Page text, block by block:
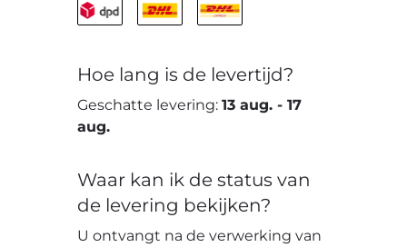
Hoe lang is de levertijd?
Geschatte levering:13 aug. -17
aug.
Waar kan ik de status van
de levering bekijken?
U ontvangt na de verwerking van